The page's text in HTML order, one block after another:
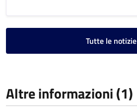
Tutte le notizie
Altre informazioni (1)